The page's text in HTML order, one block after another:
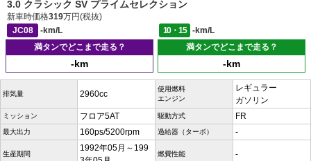
3.0 クラシック SV プライムセレクション
新車時価格319万円(税抜)
JC08
-km/L 10・15
-km/L
満タンでどこまで走る？
-km
満タンでどこまで走る？
-km
排気量 2960cc
使用燃料
エンジン
レギュラー
ガソリン
ミッション フロア5AT 駆動方式 FR
最大出力 160ps/5200rpm 過給器（ターボ） -
生産期間
1992年05月～199
燃費性能 -